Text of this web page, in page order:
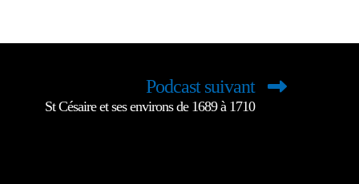
Podcast suivant
St Césaire et ses environs de 1689 à 1710